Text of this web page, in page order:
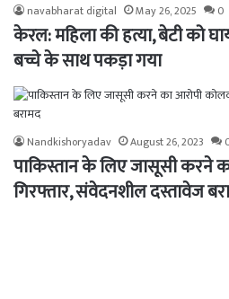
navabharat digital May 26, 2025 0
केरल: महिला की हत्या, बेटी को
बच्चे के साथ पकड़ा गया
Nandkishoryadav August 26, 2023
पाकिस्तान के लिए जासूसी करने
गिरफ्तार, संवेदनशील दस्तावेज